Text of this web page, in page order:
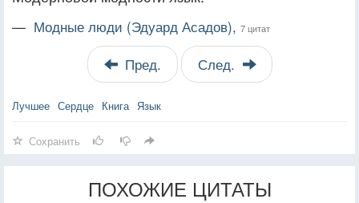
— Модные люди (Эдуард Асадов), 7 цитат
Пред. След.
Лучшее Сердце Книга Язык
Сохранить
ПОХОЖИЕ ЦИТАТЫ